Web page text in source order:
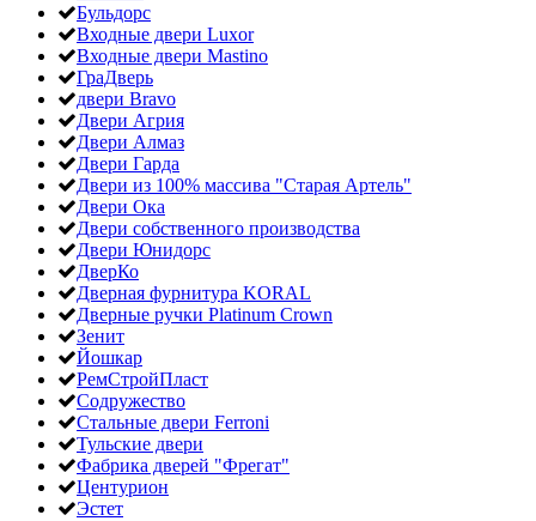
Бульдорс
Входные двери Luxor
Входные двери Mastino
ГраДверь
двери Bravo
Двери Агрия
Двери Алмаз
Двери Гарда
Двери из 100% массива "Старая Артель"
Двери Ока
Двери собственного производства
Двери Юнидорс
ДверКо
Дверная фурнитура KORAL
Дверные ручки Platinum Crown
Зенит
Йошкар
РемСтройПласт
Содружество
Стальные двери Ferroni
Тульские двери
Фабрика дверей "Фрегат"
Центурион
Эстет